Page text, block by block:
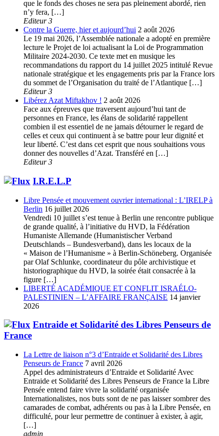
que le fonds des choses ne sera pas pleinement abordé, rien
n’y fera, […]
Editeur 3
Contre la Guerre, hier et aujourd’hui 2 août 2026
Le 19 mai 2026, l’Assemblée nationale a adopté en première
lecture le Projet de loi actualisant la Loi de Programmation
Militaire 2024-2030. Ce texte met en musique les
recommandations du rapport du 14 juillet 2025 intitulé Revue
nationale stratégique et les engagements pris par la France lors
du sommet de l’Organisation du traité de l’Atlantique […]
Editeur 3
Libérez Azat Miftakhov ! 2 août 2026
Face aux épreuves que traversent aujourd’hui tant de
personnes en France, les élans de solidarité rappellent
combien il est essentiel de ne jamais détourner le regard de
celles et ceux qui continuent à se battre pour leur dignité et
leur liberté. C’est dans cet esprit que nous souhaitions vous
donner des nouvelles d’Azat. Transféré en […]
Editeur 3
I.R.E.L.P
Libre Pensée et mouvement ouvrier international : L’IRELP à
Berlin 16 juillet 2026
Vendredi 10 juillet s’est tenue à Berlin une rencontre publique
de grande qualité, à l’initiative du HVD, la Fédération
Humaniste Allemande (Humanistischer Verband
Deutschlands – Bundesverband), dans les locaux de la
« Maison de l’Humanisme » à Berlin-Schöneberg. Organisée
par Olaf Schlunke, coordinateur du pôle archivistique et
historiographique du HVD, la soirée était consacrée à la
figure […]
LIBERTÉ ACADÉMIQUE ET CONFLIT ISRAÉLO-
PALESTINIEN – L’AFFAIRE FRANÇAISE 14 janvier
2026
Entraide et Solidarité des Libres Penseurs de
France
La Lettre de liaison n°3 d’Entraide et Solidarité des Libres
Penseurs de France 7 avril 2026
Appel des administrateurs d’Entraide et Solidarité Avec
Entraide et Solidarité des Libres Penseurs de France la Libre
Pensée entend faire vivre la solidarité organisée
Internationalistes, nos buts sont de ne pas laisser sombrer des
camarades de combat, adhérents ou pas à la Libre Pensée, en
difficulté, pour leur permettre de continuer à exister, à agir,
[…]
admin